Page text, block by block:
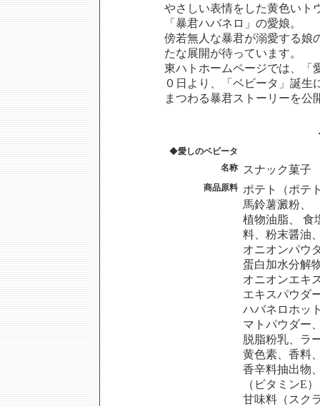
やさしい表情をした黄色いト
「暴君ハバネロ」の愛娘。
傍若無人な暴君が溺愛する娘
たな展開が待っています。
東ハトホームページでは、「
０日より、「ベビータ」誕生
まつわる暴君ストーリーを公
◆愛しのベビータ
名称
スナック菓子
商品原料 ポテト（ポテ
馬鈴薯澱粉、
植物油脂、 食
料、粉末醤油
オニオンパウ
蛋白加水分解
オニオンエキ
エキスパウダ
ハバネロホッ
マトパウダー
脱脂粉乳、ラ
黄色素、香料
香辛料抽出物
（ビタミンE
甘味料（スク